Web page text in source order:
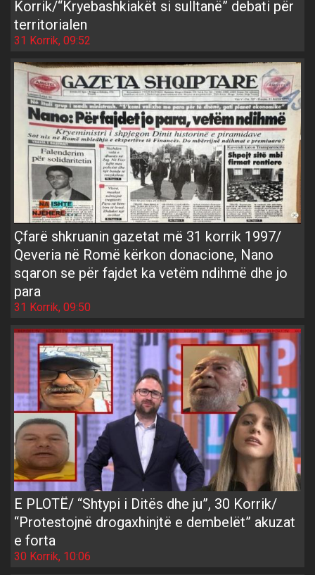
Korrik/“Kryebashkiakët si sulltanë” debati për
territorialen
31 Korrik, 09:52
Çfarë shkruanin gazetat më 31 korrik 1997/
Qeveria në Romë kërkon donacione, Nano
sqaron se për fajdet ka vetëm ndihmë dhe jo
para
31 Korrik, 09:50
E PLOTË/ “Shtypi i Ditës dhe ju”, 30 Korrik/
“Protestojnë drogaxhinjtë e dembelët” akuzat
e forta
30 Korrik, 10:06